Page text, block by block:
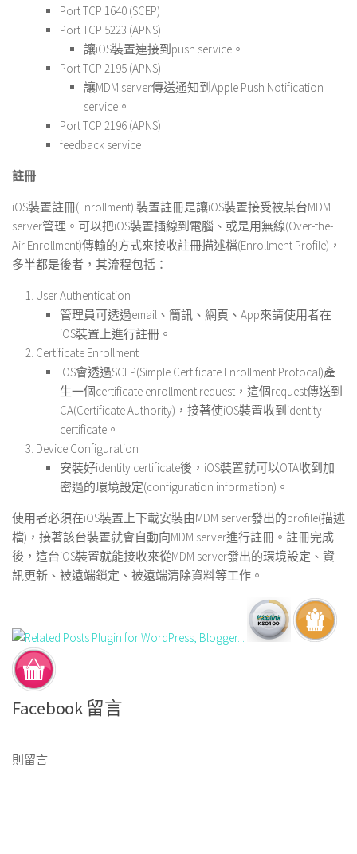
Port TCP 1640 (SCEP)
Port TCP 5223 (APNS)
讓iOS裝置連接到push service。
Port TCP 2195 (APNS)
讓MDM server傳送通知到Apple Push Notification
service。
Port TCP 2196 (APNS)
feedback service
註冊
iOS裝置註冊(Enrollment) 裝置註冊是讓iOS裝置接受被某台MDM
server管理。可以把iOS裝置插線到電腦、或是用無線(Over-the-
Air Enrollment)傳輸的方式來接收註冊描述檔(Enrollment Profile)，
多半都是後者，其流程包括：
User Authentication
管理員可透過email、簡訊、網頁、App來請使用者在
iOS裝置上進行註冊。
Certificate Enrollment
iOS會透過SCEP(Simple Certificate Enrollment Protocal)產
生一個certificate enrollment request，這個request傳送到
CA(Certificate Authority)，接著使iOS裝置收到identity
certificate。
Device Configuration
安裝好identity certificate後，iOS裝置就可以OTA收到加
密過的環境設定(configuration information)。
使用者必須在iOS裝置上下載安裝由MDM server發出的profile(描述
檔)，接著該台裝置就會自動向MDM server進行註冊。註冊完成
後，這台iOS裝置就能接收來從MDM server發出的環境設定、資
訊更新、被遠端鎖定、被遠端清除資料等工作。
Facebook 留言
則留言